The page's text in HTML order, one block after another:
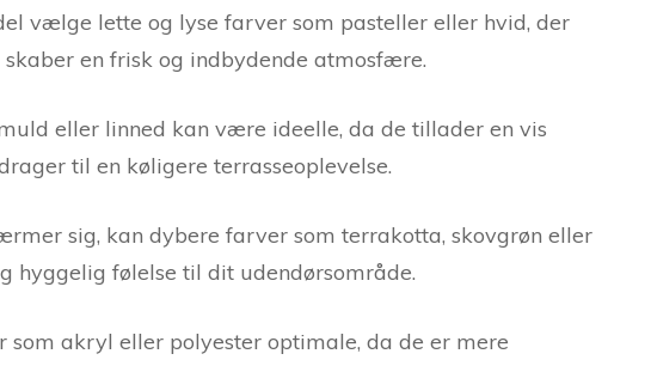
vælge lette og lyse farver som pasteller eller hvid, der
en frisk og indbydende atmosfære.
eller linned kan være ideelle, da de tillader en vis
til en køligere terrasseoplevelse.
sig, kan dybere farver som terrakotta, skovgrøn eller
hyggelig følelse til dit udendørsområde.
akryl eller polyester optimale, da de er mere